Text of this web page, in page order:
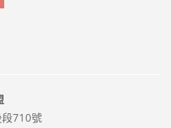
710號